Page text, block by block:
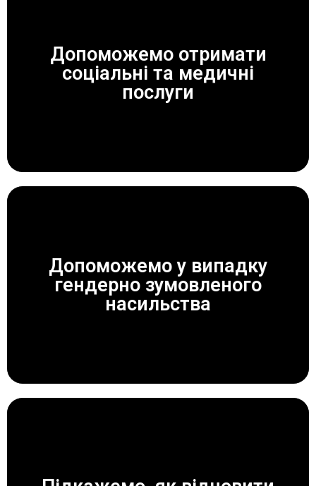
Допоможемо отримати
соціальні та медичні
послуги
ЗАВЖДИ ДОПОМОЖЕМО!
Допоможемо у випадку
гендерно зумовленого
насильства
ЗАВЖДИ ДОПОМОЖЕМО!